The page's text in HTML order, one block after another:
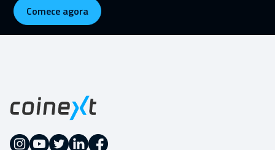
Comece agora